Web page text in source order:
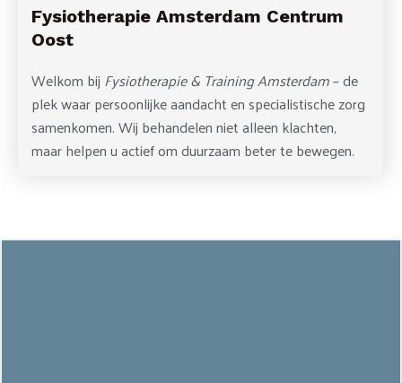
Fysiotherapie Amsterdam Centrum
Oost
Welkom bij Fysiotherapie & Training Amsterdam– de
plek waar persoonlijke aandacht en specialistische zorg
samenkomen. Wij behandelen niet alleen klachten,
maar helpen u actief om duurzaam beter te bewegen.